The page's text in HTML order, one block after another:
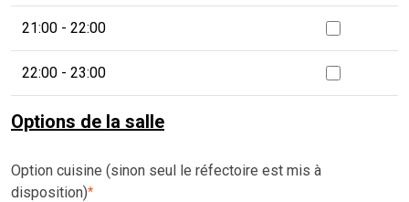
21:00 - 22:00
22:00 - 23:00
Options de la salle
Option cuisine (sinon seul le réfectoire est mis à
disposition)*